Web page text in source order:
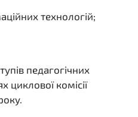
технологій;
педагогічних
циклової комісії